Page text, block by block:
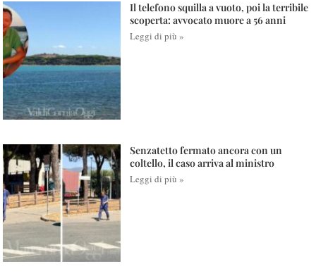
Il telefono squilla a vuoto, poi la terribile
scoperta: avvocato muore a 56 anni
Leggi di più »
Senzatetto fermato ancora con un
coltello, il caso arriva al ministro
Leggi di più »